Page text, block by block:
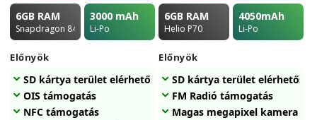
6GB RAM
Snapdragon 845
3000 mAh
Li-Po
Előnyök
SD kártya terület elérhetőség
OIS támogatás
NFC támogatás
6GB RAM
Helio P70
4050mAh
Li-Po
Előnyök
SD kártya terület elérhetőség
FM Radió támogatás
Magas megapixel kamera